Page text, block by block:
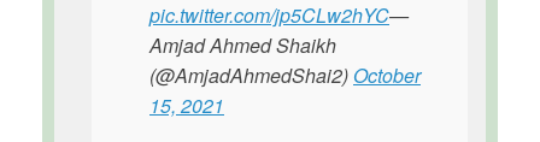
pic.twitter.com/jp5CLw2hYC—
Amjad Ahmed Shaikh
(@AmjadAhmedShai2) October
15, 2021